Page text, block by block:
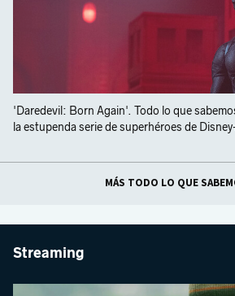
'Daredevil: Born Again'. Todo lo que
la estupenda serie de superhéroes de
MÁS TODO LO QUE
Streaming